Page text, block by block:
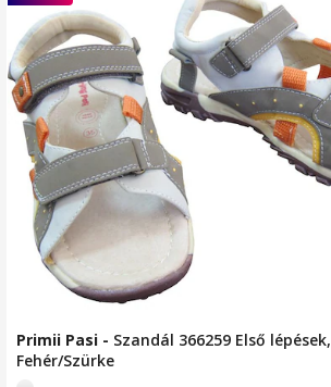
Primii Pasi - Szandál 366259 Első lépések,
Fehér/Szürke